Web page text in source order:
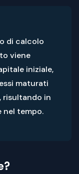
di calcolo
viene
iniziale,
maturati
risultando in
nel tempo.